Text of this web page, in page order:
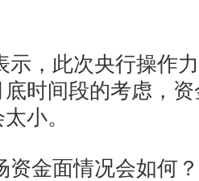
示，此次央行操作
时间段的考虑，
小。
资金面情况会如何